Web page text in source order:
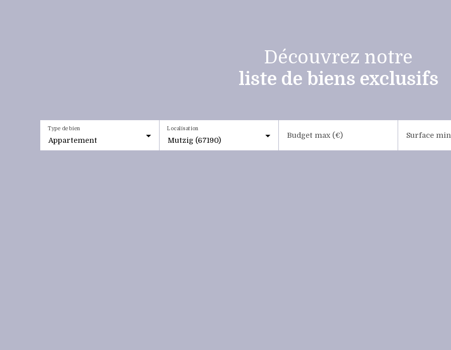
Découvrez notre
liste de biens exclusifs
Appartement
Type de bien
Mutzig (67190)
Localisation
Budget max (€) Surface